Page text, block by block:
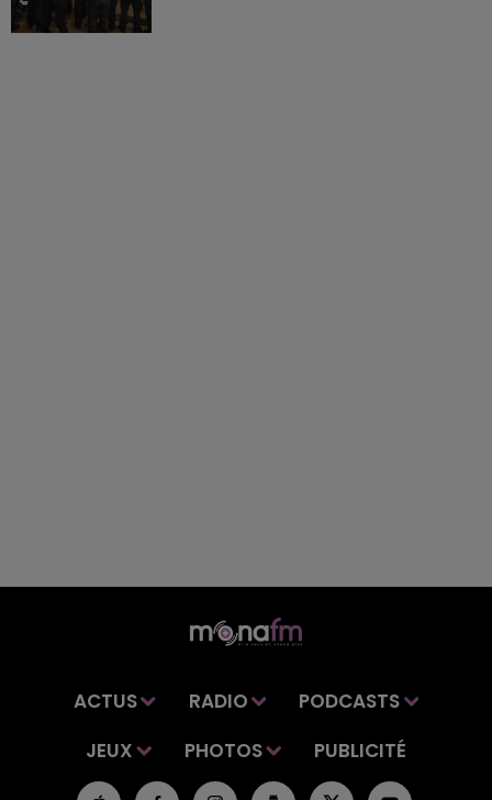
ACTUS RADIO
PODCASTS
JEUX
PHOTOS PUBLICITÉ